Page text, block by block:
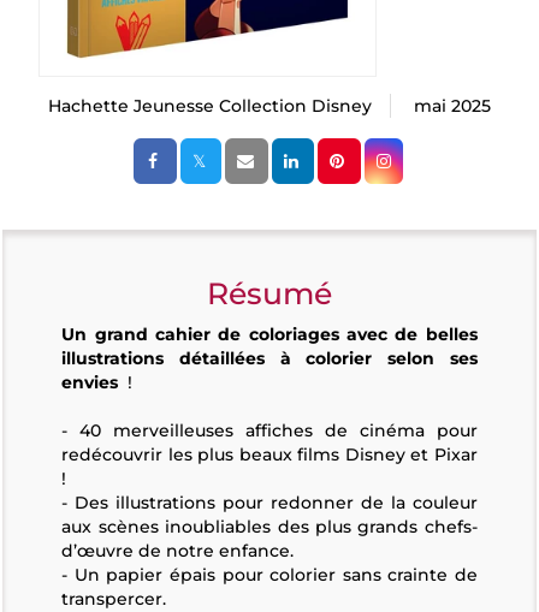
Hachette Jeunesse Collection Disney mai 2025
Résumé
Un grand cahier de coloriages avec de belles
illustrations détaillées à colorier selon ses
envies !
- 40 merveilleuses affiches de cinéma pour
redécouvrir les plus beaux films Disney et Pixar
!
- Des illustrations pour redonner de la couleur
aux scènes inoubliables des plus grands chefs-
d’œuvre de notre enfance.
- Un papier épais pour colorier sans crainte de
transpercer.